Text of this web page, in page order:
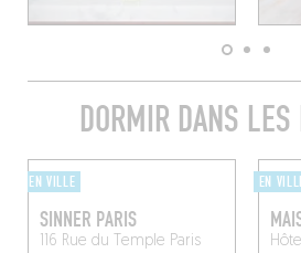
DORMIR DANS
EN VILLE
SINNER PARIS
116 Rue du Temple Paris
EN